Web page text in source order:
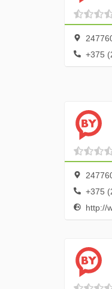
247760,
+375
247760,
+375
http://